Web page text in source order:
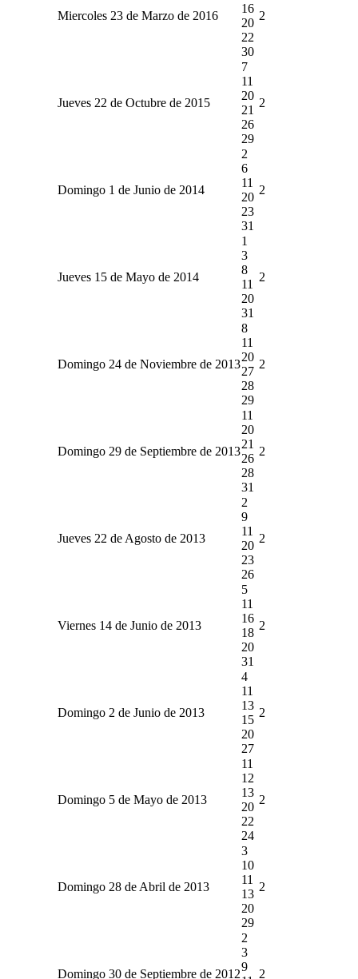
Miercoles 23 de Marzo de 2016
16
20
22
30
2
Jueves 22 de Octubre de 2015
7
11
20
21
26
29
2
Domingo 1 de Junio de 2014
2
6
11
20
23
31
2
Jueves 15 de Mayo de 2014
1
3
8
11
20
31
2
Domingo 24 de Noviembre de 2013
8
11
20
27
28
29
2
Domingo 29 de Septiembre de 2013
11
20
21
26
28
31
2
Jueves 22 de Agosto de 2013
2
9
11
20
23
26
2
Viernes 14 de Junio de 2013
5
11
16
18
20
31
2
Domingo 2 de Junio de 2013
4
11
13
15
20
27
2
Domingo 5 de Mayo de 2013
11
12
13
20
22
24
2
Domingo 28 de Abril de 2013
3
10
11
13
20
29
2
Domingo 30 de Septiembre de 2012
2
3
9
2